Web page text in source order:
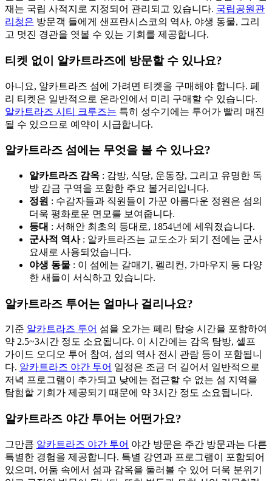
재는 국립 사적지로 지정되어 관리되고 있습니다. 국립공원관
리청은 방문객 들에게 샌프란시스코의 역사, 야생 동물, 그리
고 멋진 경관을 엿볼 수 있는 기회를 제공합니다.
티켓 없이 알카트라즈에 방문할 수 있나요?
아니요, 알카트라즈 섬에 가려면 티켓을 구매해야 합니다. 페
리 티켓은 일반적으로 온라인에서 미리 구매할 수 있습니다.
알카트라즈 시티 크루즈는 특히 성수기에는 투어가 빨리 매진
될 수 있으므로 예약이 시급합니다.
알카트라즈 섬에는 무엇을 볼 수 있나요?
알카트라즈 감옥 : 감방, 식당, 운동장, 그리고 유명한 독
방 감금 구역을 포함한 주요 볼거리입니다.
정원 : 수감자들과 직원들이 가꾼 아름다운 정원은 섬의
더욱 평화로운 면모를 보여줍니다.
등대 : 서해안 최초의 등대로, 1854년에 세워졌습니다.
군사적 역사: 알카트라즈는 교도소가 되기 전에는 군사
요새로 사용되었습니다.
야생 동물 : 이 섬에는 갈매기, 펠리컨, 가마우지 등 다양
한 새들이 서식하고 있습니다.
알카트라즈 투어는 얼마나 걸리나요?
기준 알카트라즈 투어 섬을 오가는 페리 탑승 시간을 포함하여
약 2.5~3시간 정도 소요됩니다. 이 시간에는 감옥 탐방, 셀프
가이드 오디오 투어 참여, 섬의 역사 전시 관람 등이 포함됩니
다. 알카트라즈 야간 투어 일정은 조금 더 길어서 일반적으로
저녁 프로그램이 추가되고 낮에는 접근할 수 없는 섬 지역을
탐험할 기회가 제공되기 때문에 약 3시간 정도 소요됩니다.
알카트라즈 야간 투어는 어떤가요?
그만큼 알카트라즈 야간 투어 야간 방문은 주간 방문과는 다른
특별한 경험을 제공합니다. 특별 강연과 프로그램이 포함되어
있으며, 어둠 속에서 섬과 감옥을 둘러볼 수 있어 더욱 분위기